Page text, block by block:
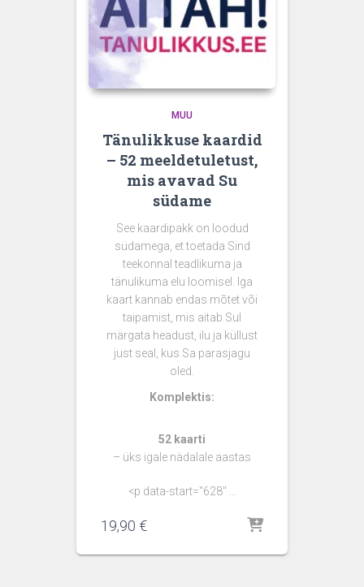
MUU
Tänulikkuse kaardid
– 52 meeldetuletust,
mis avavad Su
südame
See kaardipakk on loodud
südamega, et toetada Sind
teekonnal teadlikuma ja
tänulikuma elu loomisel. Iga
kaart kannab endas mõtet või
taipamist, mis aitab Sul
märgata headust, ilu ja küllust
just seal, kus Sa parasjagu
oled.
Komplektis:
52 kaarti
– üks igale nädalale aastas
<p data-start="628" ...
19,90 €